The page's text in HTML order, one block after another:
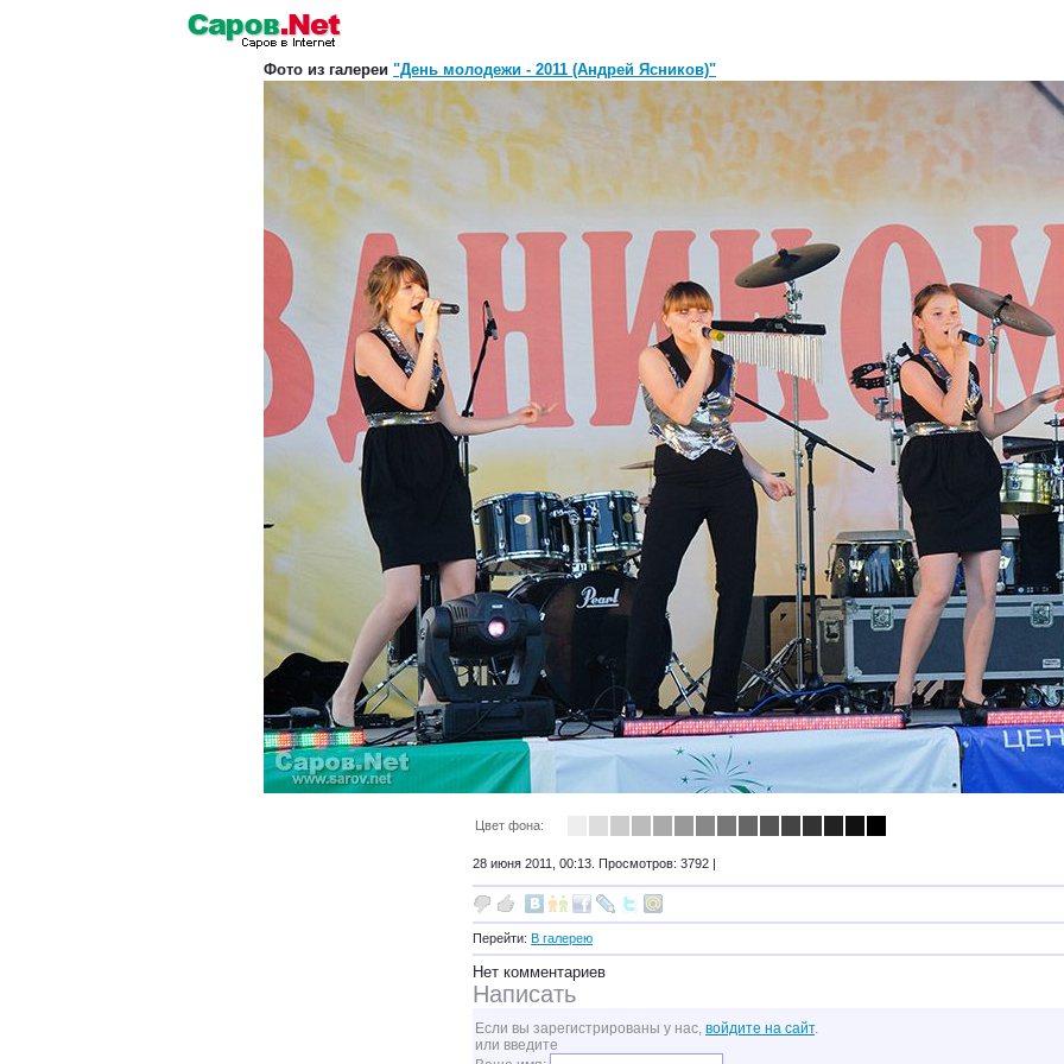
Фото из галереи "День молодежи - 2011 (Андрей Ясников)"
Цвет фона:
28 июня 2011, 00:13. Просмотров: 3792 |
Перейти: В галерею
Нет комментариев
Написать
Если вы зарегистрированы у нас, войдите на сайт.
или введите